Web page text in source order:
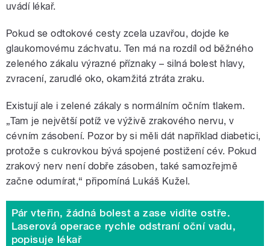
uvádí lékař.
Pokud se odtokové cesty zcela uzavřou, dojde ke
glaukomovému záchvatu. Ten má na rozdíl od běžného
zeleného zákalu výrazné příznaky – silná bolest hlavy,
zvracení, zarudlé oko, okamžitá ztráta zraku.
Existují ale i zelené zákaly s normálním očním tlakem.
„Tam je největší potíž ve výživě zrakového nervu, v
cévním zásobení. Pozor by si měli dát například diabetici,
protože s cukrovkou bývá spojené postižení cév. Pokud
zrakový nerv není dobře zásoben, také samozřejmě
začne odumírat,“ připomíná Lukáš Kužel.
Pár vteřin, žádná bolest a zase vidíte ostře.
Laserová operace rychle odstraní oční vadu,
popisuje lékař